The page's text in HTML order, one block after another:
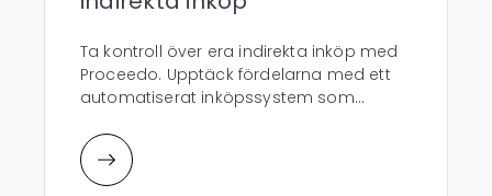
Ta kontroll över era indirekta inköp med
Proceedo. Upptäck fördelarna med ett
automatiserat inköpssystem som...